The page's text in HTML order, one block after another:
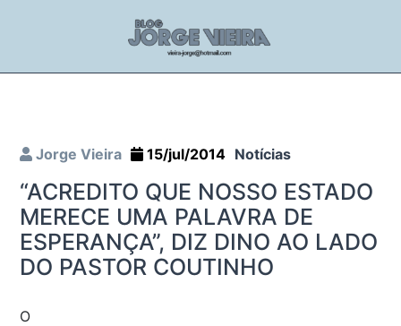
Jorge Vieira 15/jul/2014 Notícias
“ACREDITO QUE NOSSO ESTADO
MERECE UMA PALAVRA DE
ESPERANÇA”, DIZ DINO AO LADO
DO PASTOR COUTINHO
O